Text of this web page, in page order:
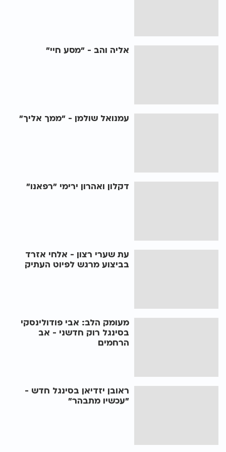
אליה והב - "מסע חיי"
עמנואל שולמן - "ממך אליך"
דקלון ואהרון ירימי "רפאנו"
עת שערי רצון - אלחי אזרד
בביצוע מרגש לפיוט העתיק
מעומק הלב: אבי פודולינסקי
בסינגל רוק חדשני - אב
הרחמים
ראובן יזדיאן בסינגל חדש -
"עכשיו מתבהר"